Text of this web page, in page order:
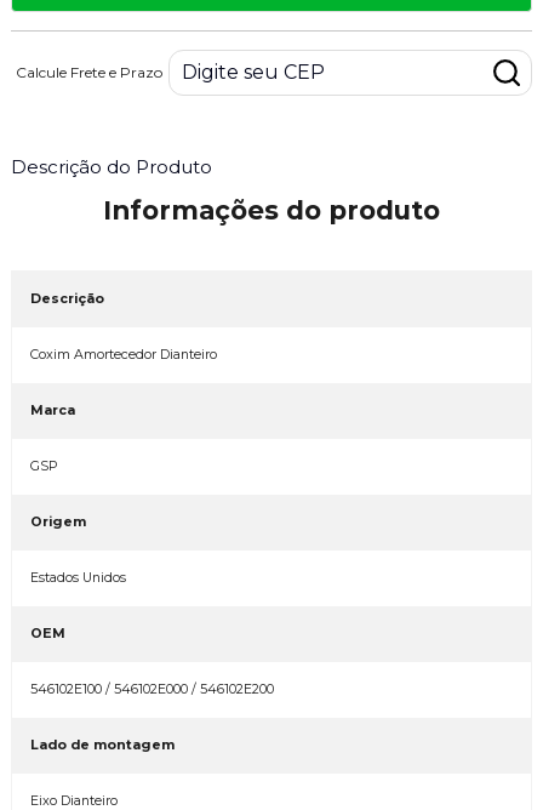
Calcule Frete e Prazo
Descrição do Produto
Informações do produto
Descrição
Coxim Amortecedor Dianteiro
Marca
GSP
Origem
Estados Unidos
OEM
546102E100 / 546102E000 / 546102E200
Lado de montagem
Eixo Dianteiro